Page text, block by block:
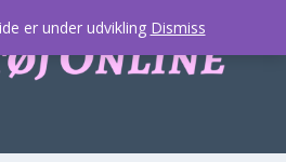
er under udvikling Dismiss